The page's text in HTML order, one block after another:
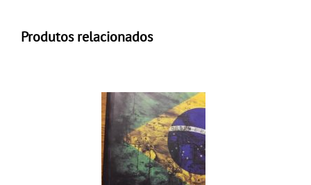
Produtos relacionados